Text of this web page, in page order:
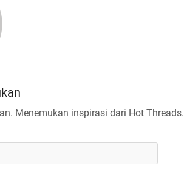
Menemukan inspirasi dari Hot Threads.